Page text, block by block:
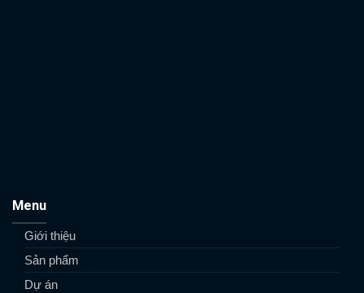
Menu
Giới thiệu
Sản phẩm
Dự án